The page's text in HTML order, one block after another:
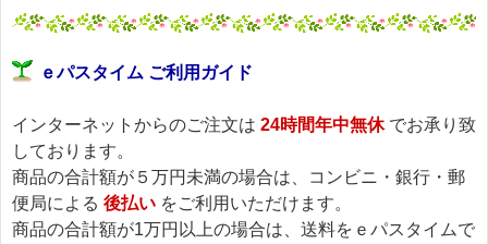
ｅパスタイム ご利用ガイド
インターネットからのご注文は 24時間年中無休でお承り致
しております。
商品の合計額が５万円未満の場合は、コンビニ・銀行・郵
便局による 後払い をご利用いただけます。
商品の合計額が1万円以上の場合は、送料をｅパスタイムで